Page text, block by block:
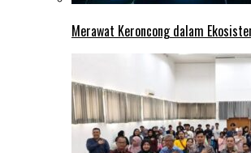
Merawat Keroncong dalam